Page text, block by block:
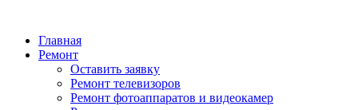
Главная
Ремонт
Оставить заявку
Ремонт телевизоров
Ремонт фотоаппаратов и видеокамер